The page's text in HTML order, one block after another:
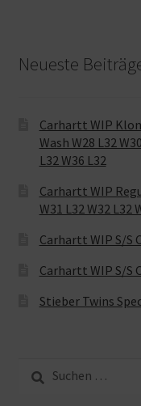
Neueste
Carhartt WIP
Wash W28 L32
L32 W36 L32
Carhartt WIP
W31 L32 W32 L32
Carhartt WIP S/S
Carhartt WIP S/S
Stieber Twins
nach: